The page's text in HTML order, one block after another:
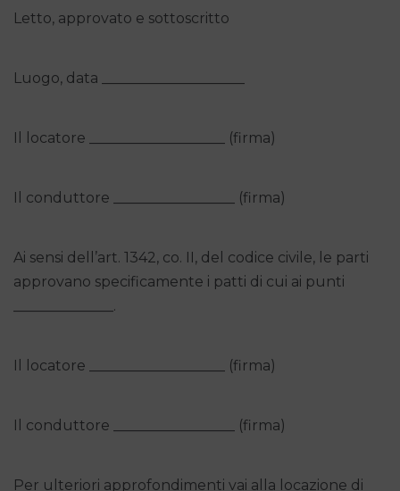
Letto, approvato e sottoscritto
Luogo, data ____________________
Il locatore ___________________ (firma)
Il conduttore _________________ (firma)
Ai sensi dell’art. 1342, co. II, del codice civile, le parti
approvano specificamente i patti di cui ai punti
______________.
Il locatore ___________________ (firma)
Il conduttore _________________ (firma)
Per ulteriori approfondimenti vai alla locazione di